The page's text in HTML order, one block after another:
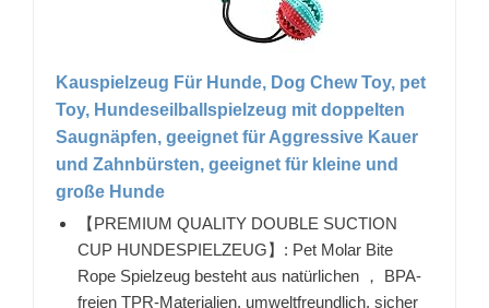
Kauspielzeug Für Hunde, Dog Chew Toy, pet
Toy, Hundeseilballspielzeug mit doppelten
Saugnäpfen, geeignet für Aggressive Kauer
und Zahnbürsten, geeignet für kleine und
große Hunde
【PREMIUM QUALITY DOUBLE SUCTION
CUP HUNDESPIELZEUG】: Pet Molar Bite
Rope Spielzeug besteht aus natürlichen ， BPA-
freien TPR-Materialien, umweltfreundlich, sicher